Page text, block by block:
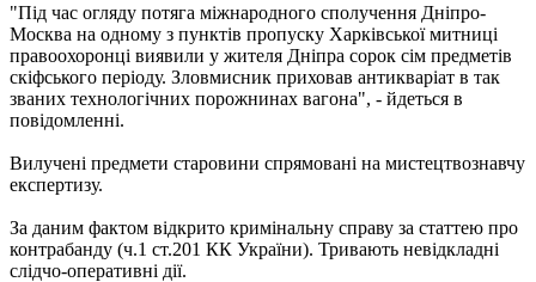
"Під час огляду потяга міжнародного сполучення Дніпро-
Москва на одному з пунктів пропуску Харківської митниці
правоохоронці виявили у жителя Дніпра сорок сім предметів
скіфського періоду. Зловмисник приховав антикваріат в так
званих технологічних порожнинах вагона", - йдеться в
повідомленні.
Вилучені предмети старовини спрямовані на мистецтвознавчу
експертизу.
За даним фактом відкрито кримінальну справу за статтею про
контрабанду (ч.1 ст.201 КК України). Тривають невідкладні
слідчо-оперативні дії.